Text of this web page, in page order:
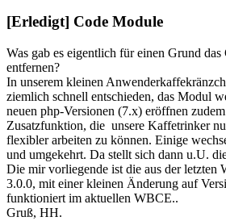
[Erledigt] Code Module
Was gab es eigentlich für einen Grund
entfernen?
In unserem kleinen
ziemlich schnell entschieden, das Modul
neuen php-Versionen (7.x) eröffnen
Zusatzfunktion, die unsere Kaffetrinker
flexibler arbeiten zu können. Einige
und umgekehrt. Da stellt sich dann u.U.
Die mir vorliegende ist die aus der letzten
3.0.0, mit einer kleinen Änderung auf
funktioniert im aktuellen WBCE..
Gruß, HH.